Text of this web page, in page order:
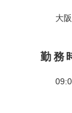
大
勤務